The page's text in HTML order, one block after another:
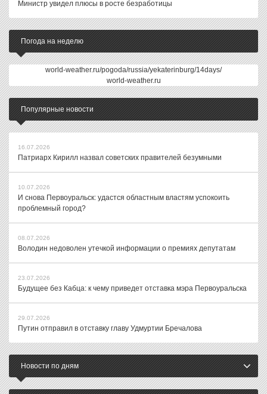
Министр увидел плюсы в росте безработицы
Погода на неделю
world-weather.ru/pogoda/russia/yekaterinburg/14days/
world-weather.ru
Популярные новости
16.07.2026
Патриарх Кирилл назвал советских правителей безумными
10.07.2026
И снова Первоуральск: удастся областным властям успокоить
проблемный город?
08.07.2026
Володин недоволен утечкой информации о премиях депутатам
23.07.2026
Будущее без Кабца: к чему приведет отставка мэра Первоуральска
29.07.2026
Путин отправил в отставку главу Удмуртии Бречалова
Новости по дням